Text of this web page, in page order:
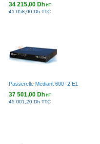
34 215,00 DhHT
41 058,00 Dh TTC
Passerelle Mediant 600- 2 E1
37 501,00 DhHT
45 001,20 Dh TTC